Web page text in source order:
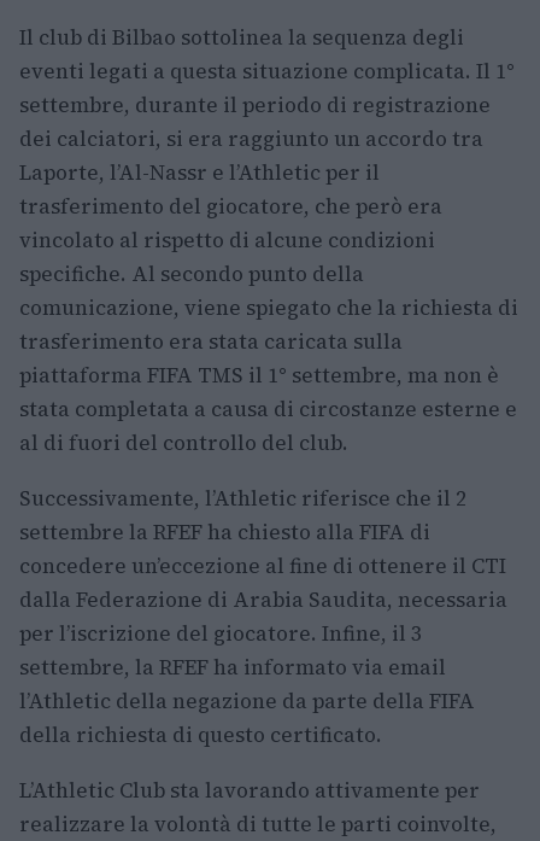
Il club di Bilbao sottolinea la sequenza degli
eventi legati a questa situazione complicata. Il 1°
settembre, durante il periodo di registrazione
dei calciatori, si era raggiunto un accordo tra
Laporte, l’Al-Nassr e l’Athletic per il
trasferimento del giocatore, che però era
vincolato al rispetto di alcune condizioni
specifiche. Al secondo punto della
comunicazione, viene spiegato che la richiesta di
trasferimento era stata caricata sulla
piattaforma FIFA TMS il 1° settembre, ma non è
stata completata a causa di circostanze esterne e
al di fuori del controllo del club.
Successivamente, l’Athletic riferisce che il 2
settembre la RFEF ha chiesto alla FIFA di
concedere un’eccezione al fine di ottenere il CTI
dalla Federazione di Arabia Saudita, necessaria
per l’iscrizione del giocatore. Infine, il 3
settembre, la RFEF ha informato via email
l’Athletic della negazione da parte della FIFA
della richiesta di questo certificato.
L’Athletic Club sta lavorando attivamente per
realizzare la volontà di tutte le parti coinvolte,